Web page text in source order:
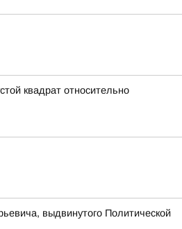
квадрат относительно
выдвинутого Политической